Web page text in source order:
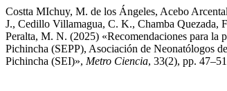
Costta MIchuy, M. de los Ángeles, Acebo
J., Cedillo Villamagua, C. K., Chamba Quezada,
Peralta, M. N. (2025) «Recomendaciones para
Pichincha (SEPP), Asociación de Neonatólogos
Pichincha (SEI)», Metro Ciencia, 33(2), pp.